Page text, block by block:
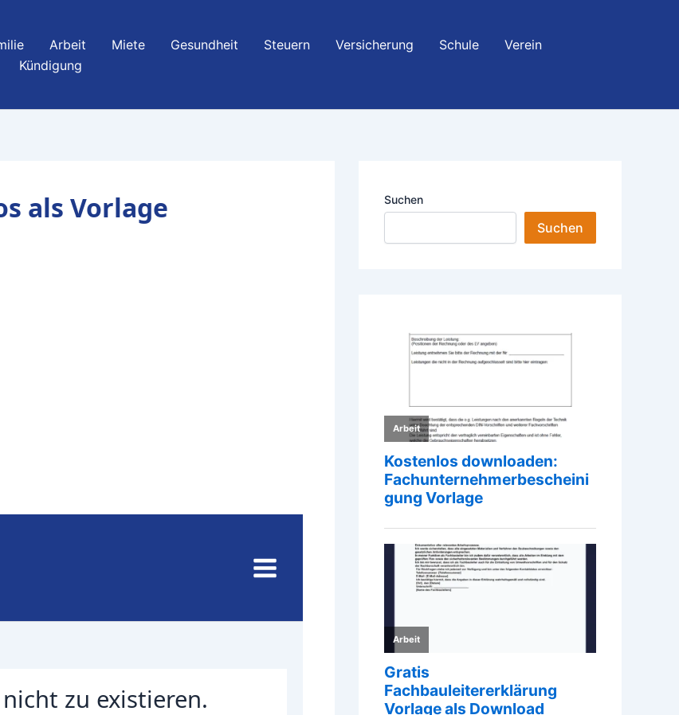
Arbeit Miete Gesundheit Steuern Versicherung Schule
Verein
Kündigung
als Vorlage
Suchen
Suchen